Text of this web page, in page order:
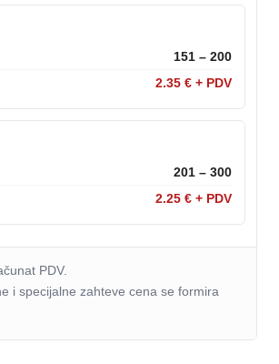
151 – 200
2.35 € + PDV
201 – 300
2.25 € + PDV
PDV.
i specijalne zahteve cena se formira